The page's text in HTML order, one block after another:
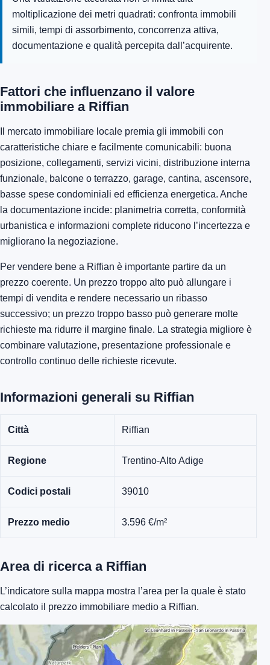
moltiplicazione dei metri quadrati: confronta immobili
simili, tempi di assorbimento, concorrenza attiva,
documentazione e qualità percepita dall’acquirente.
Fattori che influenzano il valore
immobiliare a Riffian
Il mercato immobiliare locale premia gli immobili con
caratteristiche chiare e facilmente comunicabili: buona
posizione, collegamenti, servizi vicini, distribuzione interna
funzionale, balcone o terrazzo, garage, cantina, ascensore,
basse spese condominiali ed efficienza energetica. Anche
la documentazione incide: planimetria corretta, conformità
urbanistica e informazioni complete riducono l’incertezza e
migliorano la negoziazione.
Per vendere bene a Riffian è importante partire da un
prezzo coerente. Un prezzo troppo alto può allungare i
tempi di vendita e rendere necessario un ribasso
successivo; un prezzo troppo basso può generare molte
richieste ma ridurre il margine finale. La strategia migliore è
combinare valutazione, presentazione professionale e
controllo continuo delle richieste ricevute.
Informazioni generali su Riffian
Città Riffian
Regione Trentino-Alto Adige
Codici postali 39010
Prezzo medio 3.596 €/m²
Area di ricerca a Riffian
L’indicatore sulla mappa mostra l’area per la quale è stato
calcolato il prezzo immobiliare medio a Riffian.